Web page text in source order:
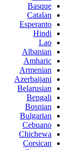
Basque
Catalan
Esperanto
Hindi
Lao
Albanian
Amharic
Armenian
Azerbaijani
Belarusian
Bengali
Bosnian
Bulgarian
Cebuano
Chichewa
Corsican